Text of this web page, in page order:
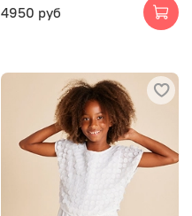
4950 руб